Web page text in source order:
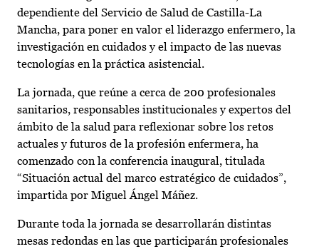
dependiente del Servicio de Salud de Castilla-La
Mancha, para poner en valor el liderazgo enfermero, la
investigación en cuidados y el impacto de las nuevas
tecnologías en la práctica asistencial.
La jornada, que reúne a cerca de 200 profesionales
sanitarios, responsables institucionales y expertos del
ámbito de la salud para reflexionar sobre los retos
actuales y futuros de la profesión enfermera, ha
comenzado con la conferencia inaugural, titulada
“Situación actual del marco estratégico de cuidados”,
impartida por Miguel Ángel Máñez.
Durante toda la jornada se desarrollarán distintas
mesas redondas en las que participarán profesionales